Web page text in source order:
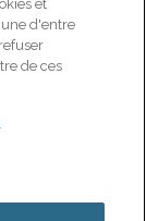
Gan
et
d'entre
de ces